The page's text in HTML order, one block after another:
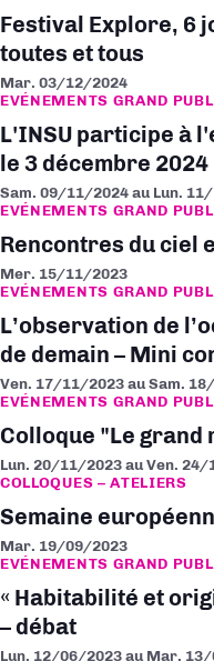
Festival Explore, 6
toutes et tous
Mar. 03/12/2024
EVÉNEMENTS GRAND
L'INSU participe à
le 3 décembre 2024
Sam. 09/11/2024au Lun.
EVÉNEMENTS GRAND
Rencontres du ciel
Mer. 15/11/2023
EVÉNEMENTS GRAND
L’observation de
de demain – Mini
Ven. 17/11/2023auSam.
EVÉNEMENTS GRAND
Colloque "Le
Lun. 20/11/2023auVen. 24/
COLLOQUES – ATELIERS
Semaine
Mar. 19/09/2023
EVÉNEMENTS GRAND
« Habitabilité et
– débat
Lun. 12/06/2023au Mar.